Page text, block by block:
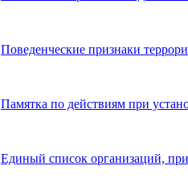
Поведенческие признаки
Памятка по действиям при
Единый список организаций,